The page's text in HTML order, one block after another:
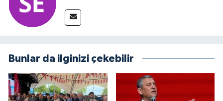
Bunlar da ilginizi çekebilir